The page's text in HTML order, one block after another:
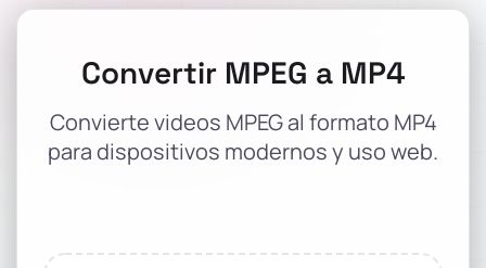
Convertir MPEG a MP4
Convierte videos MPEG al formato MP4
para dispositivos modernos y uso web.